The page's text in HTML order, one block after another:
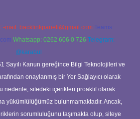
E-mail: backlinkpaneli@gmail.com Teams:
Whatsapp: 0262 606 0 726 Telegram:
@karabul
Sayılı Kanun gereğince Bilgi Teknolojileri ve
onaylanmış bir Yer Sağlayıcı olarak
nedenle, sitedeki içerikleri proaktif olarak
yükümlülüğümüz bulunmamaktadır. Ancak,
sorumluluğunu taşımakta olup, siteye